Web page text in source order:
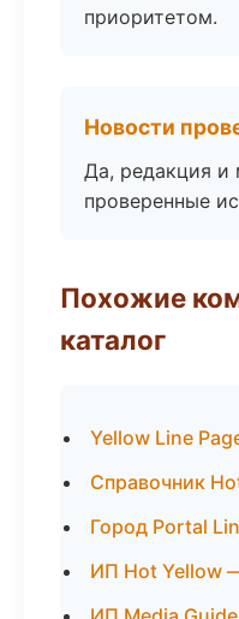
приоритетом.
Новости
Да, редакция и
проверенные
Похожие
каталог
Yellow Line
Справочник
Город Portal
ИП Hot Yellow